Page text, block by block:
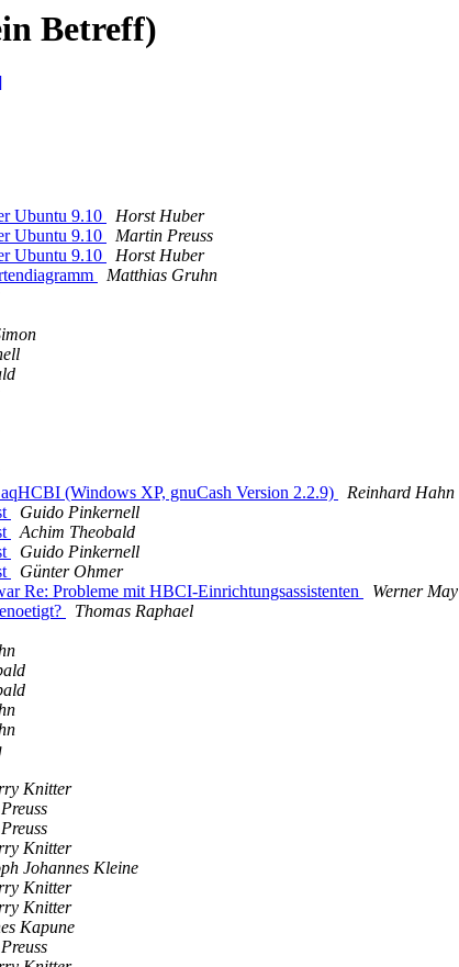
Betreff)
Ubuntu 9.10
Horst Huber
Ubuntu 9.10
Martin Preuss
Ubuntu 9.10
Horst Huber
Matthias Gruhn
(Windows XP, gnuCash Version 2.2.9)
Reinhard Hahn
Guido Pinkernell
Achim Theobald
Guido Pinkernell
Günter Ohmer
Re: Probleme mit HBCI-Einrichtungsassistenten
Werner May
Thomas Raphael
Knitter
Knitter
Johannes Kleine
Knitter
Knitter
Kapune